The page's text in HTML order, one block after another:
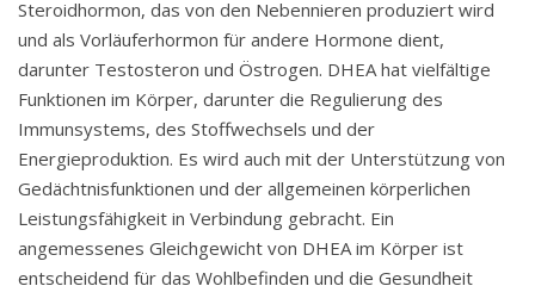
Steroidhormon, das von den Nebennieren produziert wird
und als Vorläuferhormon für andere Hormone dient,
darunter Testosteron und Östrogen. DHEA hat vielfältige
Funktionen im Körper, darunter die Regulierung des
Immunsystems, des Stoffwechsels und der
Energieproduktion. Es wird auch mit der Unterstützung von
Gedächtnisfunktionen und der allgemeinen körperlichen
Leistungsfähigkeit in Verbindung gebracht. Ein
angemessenes Gleichgewicht von DHEA im Körper ist
entscheidend für das Wohlbefinden und die Gesundheit